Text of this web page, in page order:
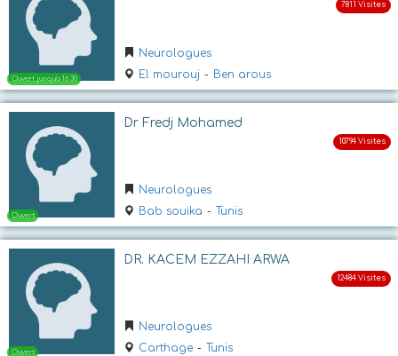
Ouvert
Ouvert
Neurologues
El mourouj - Ben arous
Dr Fredj Mohamed
Neurologues
Bab souika - Tunis
DR. KACEM EZZAHI ARWA
Neurologues
Carthage - Tunis